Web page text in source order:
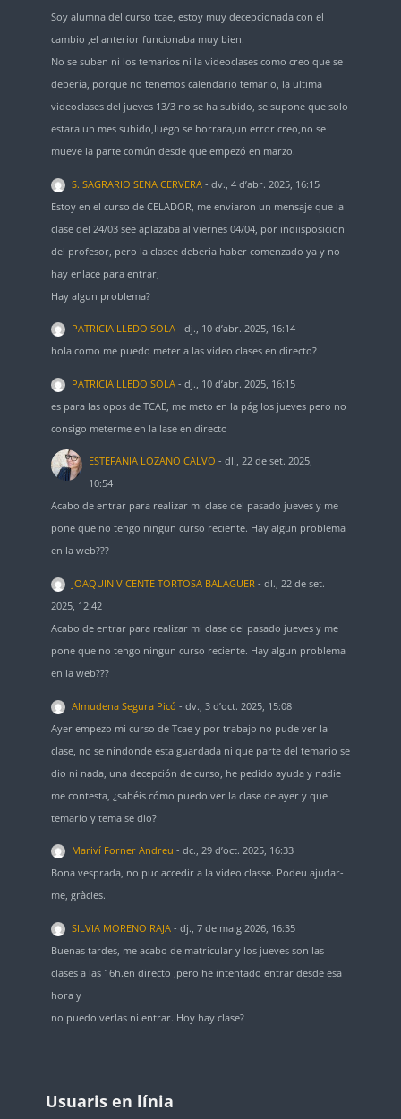
Soy alumna del curso tcae, estoy muy decepcionada con el
cambio ,el anterior funcionaba muy bien.
No se suben ni los temarios ni la videoclases como creo que se
debería, porque no tenemos calendario temario, la ultima
videoclases del jueves 13/3 no se ha subido, se supone que solo
estara un mes subido,luego se borrara,un error creo,no se
mueve la parte común desde que empezó en marzo.
S. SAGRARIO SENA CERVERA- dv., 4 d’abr. 2025, 16:15
Estoy en el curso de CELADOR, me enviaron un mensaje que la
clase del 24/03 see aplazaba al viernes 04/04, por indiisposicion
del profesor, pero la clasee deberia haber comenzado ya y no
hay enlace para entrar,
Hay algun problema?
PATRICIA LLEDO SOLA- dj., 10 d’abr. 2025, 16:14
hola como me puedo meter a las video clases en directo?
PATRICIA LLEDO SOLA- dj., 10 d’abr. 2025, 16:15
es para las opos de TCAE, me meto en la pág los jueves pero no
consigo meterme en la lase en directo
ESTEFANIA LOZANO CALVO - dl., 22 de set. 2025,
10:54
Acabo de entrar para realizar mi clase del pasado jueves y me
pone que no tengo ningun curso reciente. Hay algun problema
en la web???
JOAQUIN VICENTE TORTOSA BALAGUER - dl., 22 de set.
2025, 12:42
Acabo de entrar para realizar mi clase del pasado jueves y me
pone que no tengo ningun curso reciente. Hay algun problema
en la web???
Almudena Segura Picó - dv., 3 d’oct. 2025, 15:08
Ayer empezo mi curso de Tcae y por trabajo no pude ver la
clase, no se nindonde esta guardada ni que parte del temario se
dio ni nada, una decepción de curso, he pedido ayuda y nadie
me contesta, ¿sabéis cómo puedo ver la clase de ayer y que
temario y tema se dio?
Mariví Forner Andreu - dc., 29 d’oct. 2025, 16:33
Bona vesprada, no puc accedir a la video classe. Podeu ajudar-
me, gràcies.
SILVIA MORENO RAJA- dj., 7 de maig 2026, 16:35
Buenas tardes, me acabo de matricular y los jueves son las
clases a las 16h.en directo ,pero he intentado entrar desde esa
hora y
no puedo verlas ni entrar. Hoy hay clase?
Blocs
Usuaris en línia